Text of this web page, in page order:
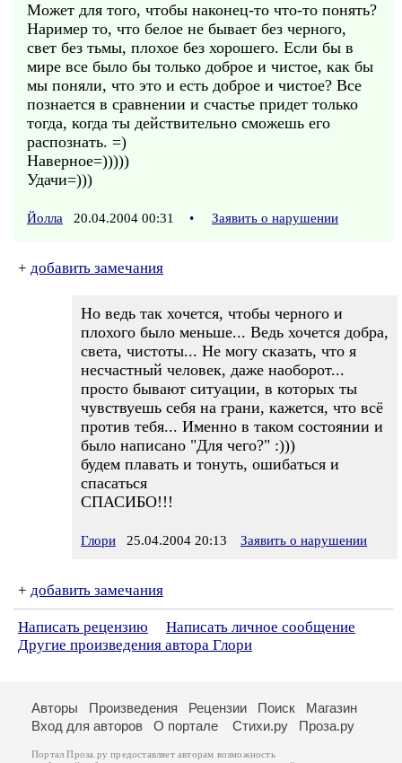
Может для того, чтобы наконец-то что-то понять?
Наример то, что белое не бывает без черного,
свет без тьмы, плохое без хорошего. Если бы в
мире все было бы только доброе и чистое, как бы
мы поняли, что это и есть доброе и чистое? Все
познается в сравнении и счастье придет только
тогда, когда ты действительно сможешь его
распознать. =)
Наверное=)))))
Удачи=)))
Йолла 20.04.2004 00:31 • Заявить о нарушении
+ добавить замечания
Но ведь так хочется, чтобы черного и
плохого было меньше... Ведь хочется добра,
света, чистоты... Не могу сказать, что я
несчастный человек, даже наоборот...
просто бывают ситуации, в которых ты
чувствуешь себя на грани, кажется, что всё
против тебя... Именно в таком состоянии и
было написано "Для чего?" :)))
будем плавать и тонуть, ошибаться и
спасаться
СПАСИБО!!!
Глори 25.04.2004 20:13 Заявить о нарушении
+ добавить замечания
Написать рецензию
Написать личное сообщение
Другие произведения автора Глори
Авторы Произведения Рецензии Поиск
Магазин
Вход для авторов
О портале Стихи.ру Проза.ру
Портал Проза.ру предоставляет авторам возможность